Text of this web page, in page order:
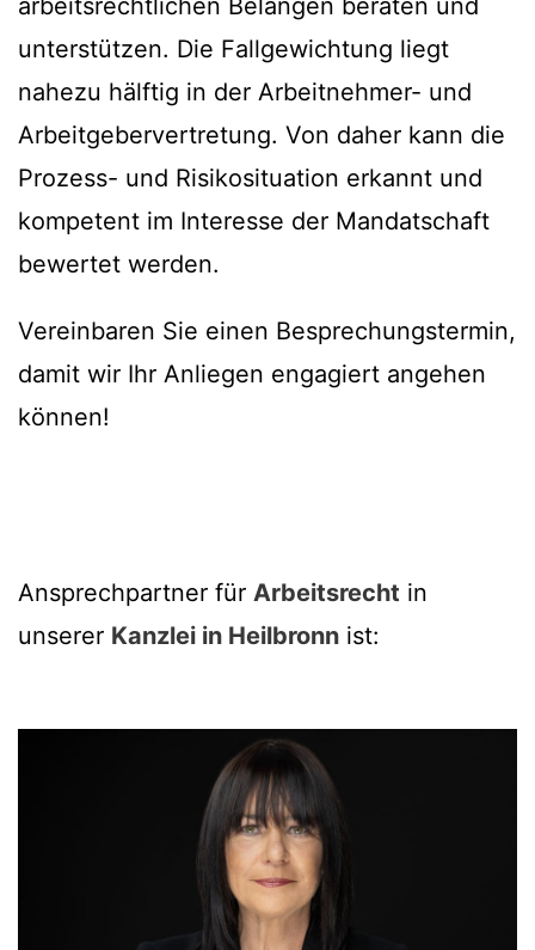
arbeitsrechtlichen Belangen beraten und
unterstützen. Die Fallgewichtung liegt
nahezu hälftig in der Arbeitnehmer- und
Arbeitgebervertretung. Von daher kann die
Prozess- und Risikosituation erkannt und
kompetent im Interesse der Mandatschaft
bewertet werden.
Vereinbaren Sie einen Besprechungstermin,
damit wir Ihr Anliegen engagiert angehen
können!
Ansprechpartner für Arbeitsrecht in
unserer Kanzlei in Heilbronn ist: